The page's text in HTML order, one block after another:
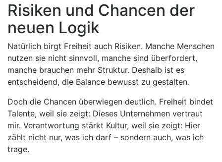
Risiken und Chancen der
neuen Logik
Natürlich birgt Freiheit auch Risiken. Manche Menschen
nutzen sie nicht sinnvoll, manche sind überfordert,
manche brauchen mehr Struktur. Deshalb ist es
entscheidend, die Balance bewusst zu gestalten.
Doch die Chancen überwiegen deutlich. Freiheit bindet
Talente, weil sie zeigt: Dieses Unternehmen vertraut
mir. Verantwortung stärkt Kultur, weil sie zeigt: Hier
zählt nicht nur, was ich darf – sondern auch, was ich
trage.